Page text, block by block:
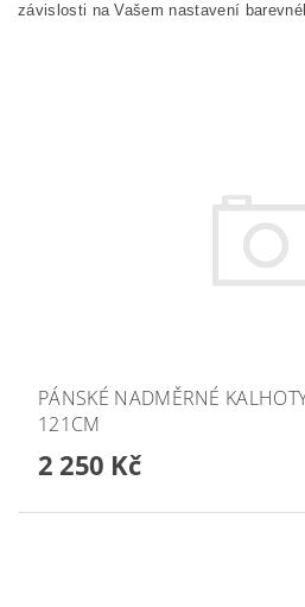
závislosti na Vašem nastavení
PÁNSKÉ NADMĚRNÉ
121CM
2 250 Kč